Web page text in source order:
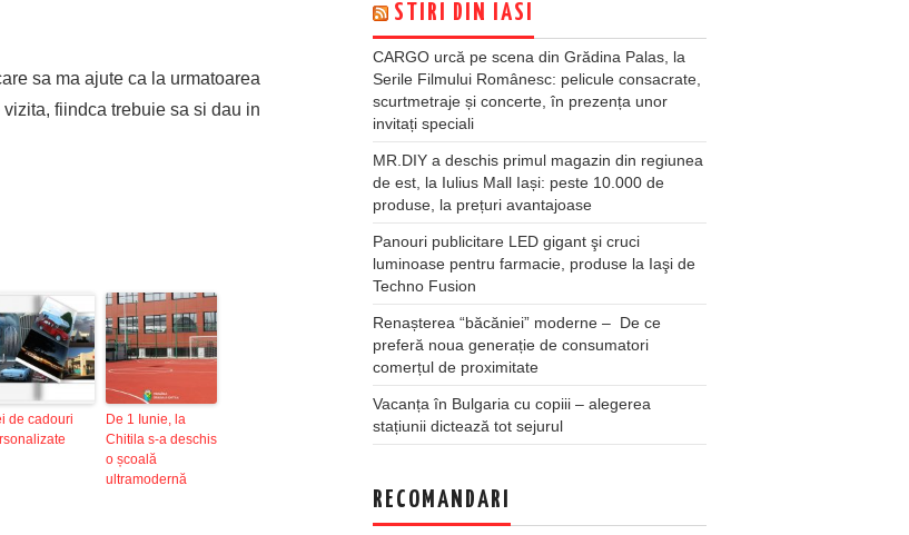
sa ma ajute ca la urmatoarea
fiindca trebuie sa si dau in
de cadouri
De 1 Iunie, la
Chitila s-a deschis
o școală
ultramodernă
STIRI DIN IASI
CARGO urcă pe scena din Grădina Palas, la
Serile Filmului Românesc: pelicule consacrate,
scurtmetraje și concerte, în prezența unor
invitați speciali
MR.DIY a deschis primul magazin din regiunea
de est, la Iulius Mall Iași: peste 10.000 de
produse, la prețuri avantajoase
Panouri publicitare LED gigant şi cruci
luminoase pentru farmacie, produse la Iaşi de
Techno Fusion
Renașterea “băcăniei” moderne – De ce
preferă noua generație de consumatori
comerțul de proximitate
Vacanța în Bulgaria cu copiii – alegerea
stațiunii dictează tot sejurul
RECOMANDARI